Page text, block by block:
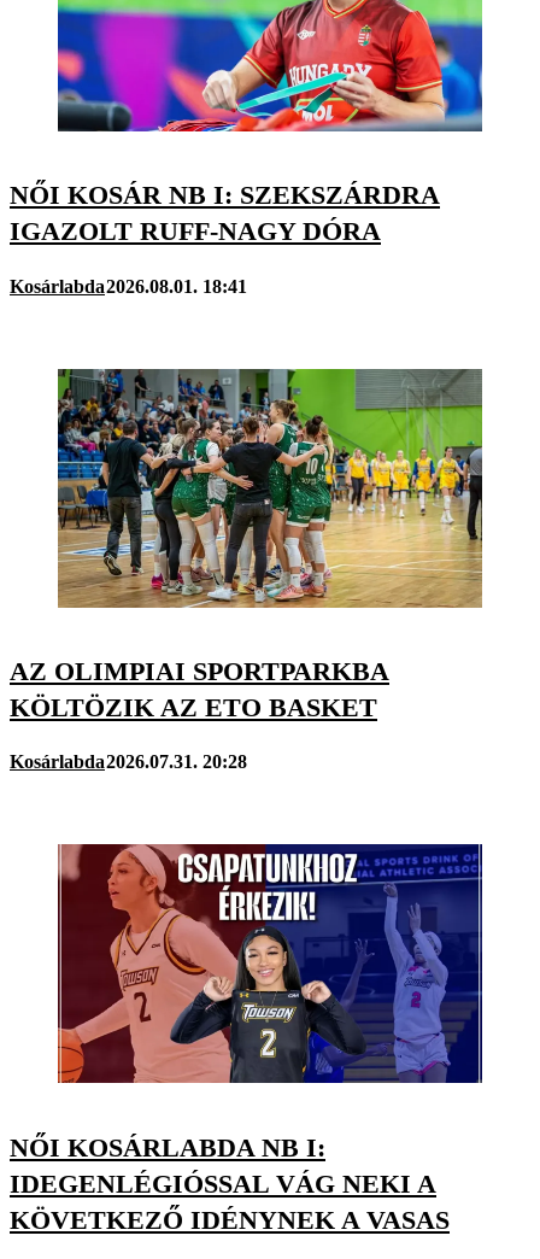
NŐI KOSÁR NB I: SZEKSZÁRDRA
IGAZOLT RUFF-NAGY DÓRA
Kosárlabda2026.08.01. 18:41
AZ OLIMPIAI SPORTPARKBA
KÖLTÖZIK AZ ETO BASKET
Kosárlabda2026.07.31. 20:28
NŐI KOSÁRLABDA NB I:
IDEGENLÉGIÓSSAL VÁG NEKI A
KÖVETKEZŐ IDÉNYNEK A VASAS